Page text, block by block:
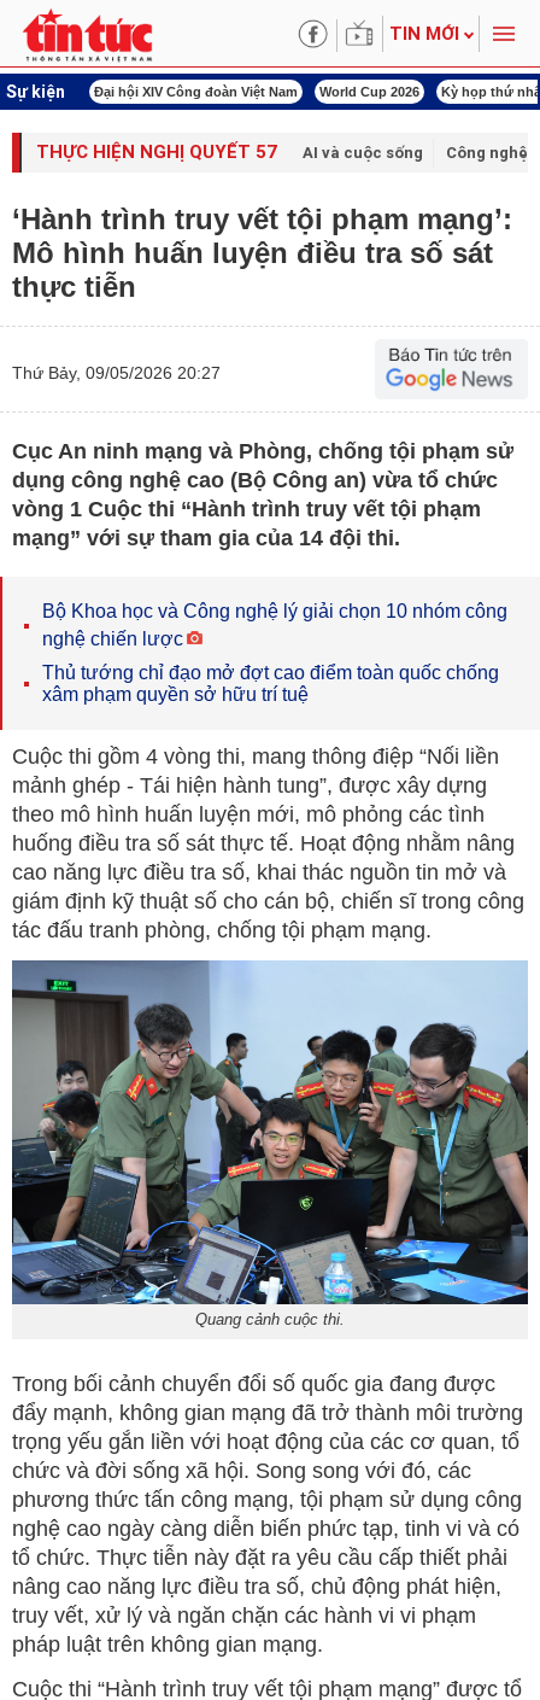
TIN MỚI
Sự kiện
ngày đêm Đại hội XIV Công đoàn Việt Nam World Cup 2026 Kỳ họp thứ
THỰC HIỆN NGHỊ QUYẾT 57 AI và cuộc sống Công nghệ
‘Hành trình truy vết tội phạm mạng’:
Mô hình huấn luyện điều tra số sát
thực tiễn
Thứ Bảy, 09/05/2026 20:27
Cục An ninh mạng và Phòng, chống tội phạm sử
dụng công nghệ cao (Bộ Công an) vừa tổ chức
vòng 1 Cuộc thi “Hành trình truy vết tội phạm
mạng” với sự tham gia của 14 đội thi.
Bộ Khoa học và Công nghệ lý giải chọn 10 nhóm công
nghệ chiến lược
Thủ tướng chỉ đạo mở đợt cao điểm toàn quốc chống
xâm phạm quyền sở hữu trí tuệ
Cuộc thi gồm 4 vòng thi, mang thông điệp “Nối liền
mảnh ghép - Tái hiện hành tung”, được xây dựng
theo mô hình huấn luyện mới, mô phỏng các tình
huống điều tra số sát thực tế. Hoạt động nhằm nâng
cao năng lực điều tra số, khai thác nguồn tin mở và
giám định kỹ thuật số cho cán bộ, chiến sĩ trong công
tác đấu tranh phòng, chống tội phạm mạng.
Quang cảnh cuộc thi.
Trong bối cảnh chuyển đổi số quốc gia đang được
đẩy mạnh, không gian mạng đã trở thành môi trường
trọng yếu gắn liền với hoạt động của các cơ quan, tổ
chức và đời sống xã hội. Song song với đó, các
phương thức tấn công mạng, tội phạm sử dụng công
nghệ cao ngày càng diễn biến phức tạp, tinh vi và có
tổ chức. Thực tiễn này đặt ra yêu cầu cấp thiết phải
nâng cao năng lực điều tra số, chủ động phát hiện,
truy vết, xử lý và ngăn chặn các hành vi vi phạm
pháp luật trên không gian mạng.
Cuộc thi “Hành trình truy vết tội phạm mạng” được tổ